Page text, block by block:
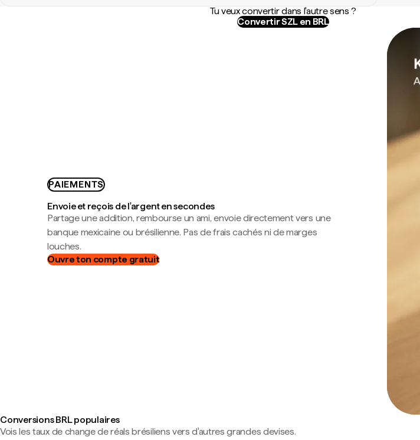
Tu veux convertir dans l'autre sens ?
Convertir SZL en BRL
PAIEMENTS
Envoie et reçois de l'argent en secondes
Partage une addition, rembourse un ami, envoie directement vers une
banque mexicaine ou brésilienne. Pas de frais cachés ni de marges
louches.
Ouvre ton compte gratuit
Conversions BRL populaires
Vois les taux de change de réals brésiliens vers d'autres grandes devises.